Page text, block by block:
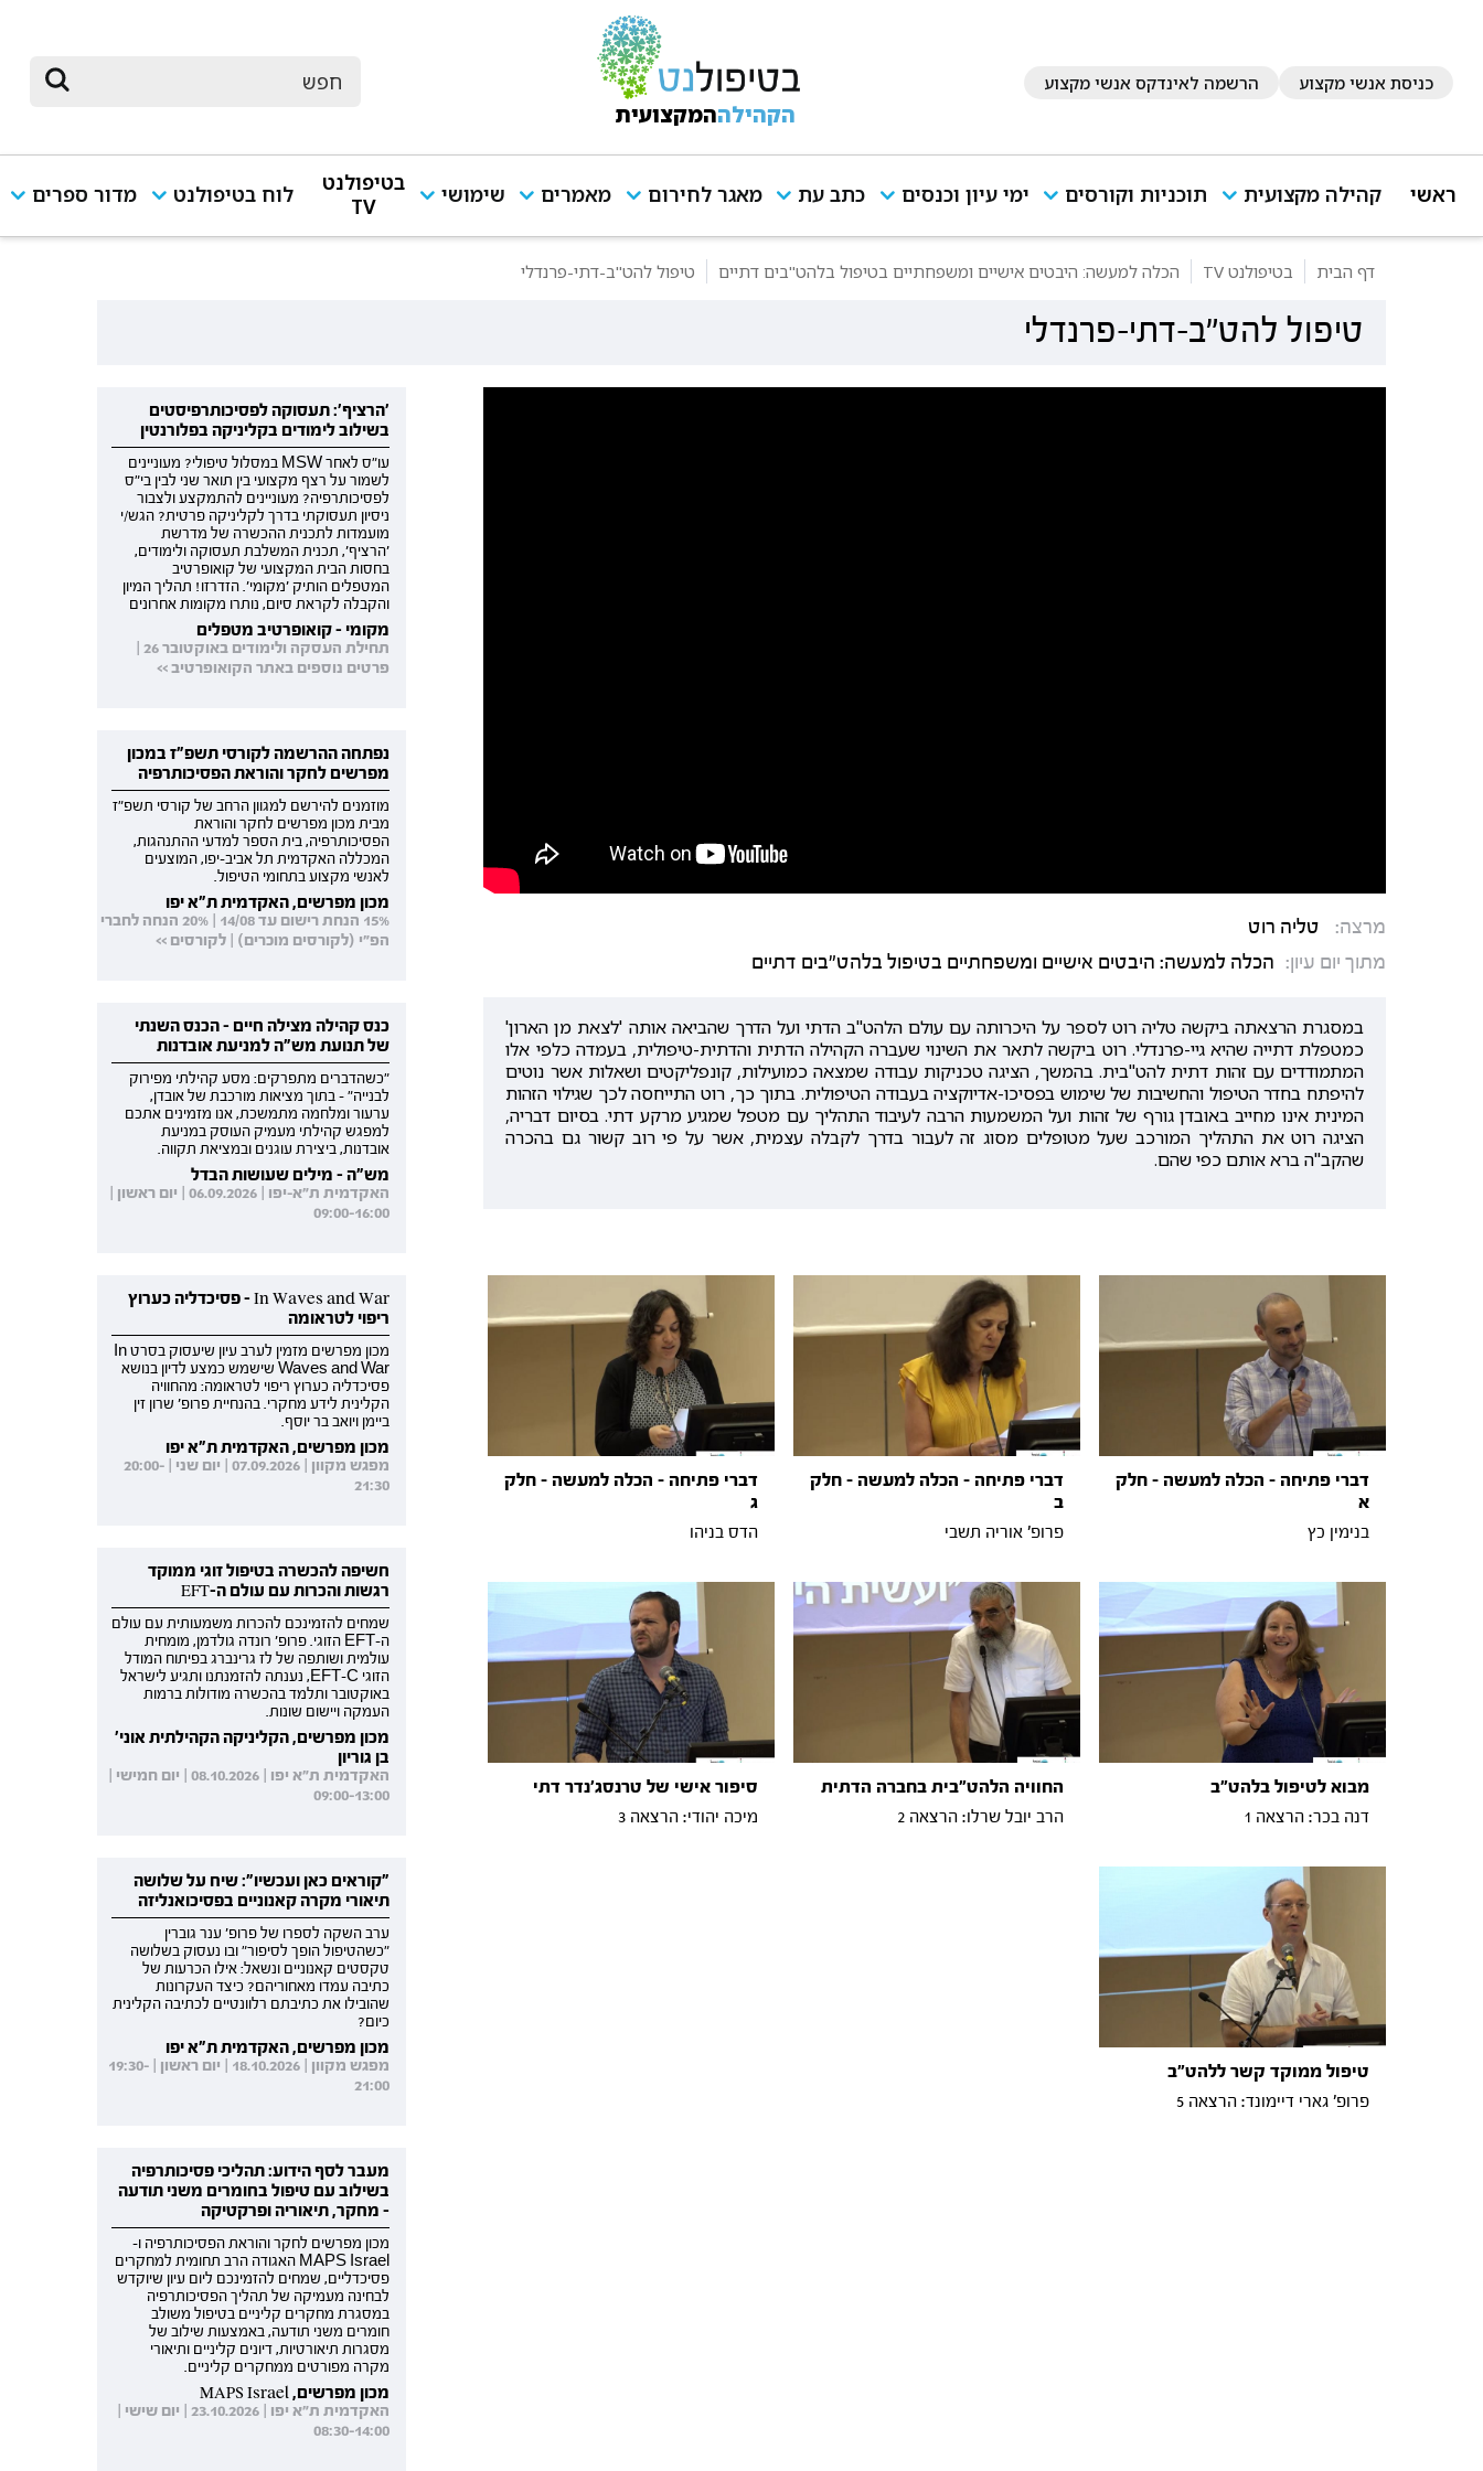
כניסת אנשי מקצוע הרשמה לאינדקס אנשי מקצוע
הקהילההמקצועית
ראשי קהילה מקצועית תוכניות וקורסים ימי עיון וכנסים כתב עת מאגר לחירום מאמרים שימושי
בטיפולנט
TV
לוח בטיפולנט מדור ספרים
דף הבית בטיפולנט TV הכלה למעשה: היבטים אישיים ומשפחתיים בטיפול בלהט"בים דתיים טיפול להט"ב-דתי-פרנדלי
טיפול להט"ב-דתי-פרנדלי
מרצה:
טליה רוט
מתוך יום עיון: הכלה למעשה: היבטים אישיים ומשפחתיים בטיפול בלהט"בים דתיים
במסגרת הרצאתה ביקשה טליה רוט לספר על היכרותה עם עולם הלהט"ב הדתי ועל הדרך שהביאה אותה 'לצאת מן הארון'
כמטפלת דתייה שהיא גיי-פרנדלי. רוט ביקשה לתאר את השינוי שעברה הקהילה הדתית והדתית-טיפולית, בעמדה כלפי אלו
המתמודדים עם זהות דתית להט"בית. בהמשך, הציגה טכניקות עבודה שמצאה כמועילות, קונפליקטים ושאלות אשר נוטים
להיפתח בחדר הטיפול והחשיבות של שימוש בפסיכו-אדיוקציה בעבודה הטיפולית. בתוך כך, רוט התייחסה לכך שגילוי הזהות
המינית אינו מחייב באובדן גורף של זהות ועל המשמעות הרבה לעיבוד התהליך עם מטפל שמגיע מרקע דתי. בסיום דבריה,
הציגה רוט את התהליך המורכב שעל מטופלים מסוג זה לעבור בדרך לקבלה עצמית, אשר על פי רוב קשור גם בהכרה
שהקב"ה ברא אותם כפי שהם.
דברי פתיחה - הכלה למעשה - חלק
א
בנימין כץ
דברי פתיחה - הכלה למעשה - חלק
ב
פרופ' אוריה תשבי
דברי פתיחה - הכלה למעשה - חלק
ג
הדס בניהו
מבוא לטיפול בלהט"ב
דנה בכר: הרצאה 1
החוויה הלהט"בית בחברה הדתית
הרב יובל שרלו: הרצאה 2
סיפור אישי של טרנסג'נדר דתי
מיכה יהודי: הרצאה 3
טיפול ממוקד קשר ללהט"ב
פרופ' גארי דיימונד: הרצאה 5
'הרציף': תעסוקה לפסיכותרפיסטים
בשילוב לימודים בקליניקה בפלורנטין
עו"ס לאחר MSW במסלול טיפולי? מעוניינים
לשמור על רצף מקצועי בין תואר שני לבין בי"ס
לפסיכותרפיה? מעוניינים להתמקצע ולצבור
ניסיון תעסוקתי בדרך לקליניקה פרטית? הגש/י
מועמדות לתכנית ההכשרה של מדרשת
'הרציף', תכנית המשלבת תעסוקה ולימודים,
בחסות הבית המקצועי של קואופרטיב
המטפלים הותיק 'מקומי'. הזדרזו! תהליך המיון
והקבלה לקראת סיום, נותרו מקומות אחרונים
מקומי - קואופרטיב מטפלים
תחילת העסקה ולימודים באוקטובר 26 |
פרטים נוספים באתר הקואופרטיב >>
נפתחה ההרשמה לקורסי תשפ"ז במכון
מפרשים לחקר והוראת הפסיכותרפיה
מוזמנים להירשם למגוון הרחב של קורסי תשפ"ז
מבית מכון מפרשים לחקר והוראת
הפסיכותרפיה, בית הספר למדעי ההתנהגות,
המכללה האקדמית תל אביב-יפו, המוצעים
לאנשי מקצוע בתחומי הטיפול.
מכון מפרשים, האקדמית ת"א יפו
15% הנחת רישום עד 14/08 | 20% הנחה לחברי
הפ"י (לקורסים מוכרים) | לקורסים >>
כנס קהילה מצילה חיים - הכנס השנתי
של תנועת מש"ה למניעת אובדנות
"כשהדברים מתפרקים: מסע קהילתי מפירוק
לבנייה" - בתוך מציאות מורכבת של אובדן,
ערעור ומלחמה מתמשכת, אנו מזמינים אתכם
למפגש קהילתי מעמיק העוסק במניעת
אובדנות, ביצירת עוגנים ובמציאת תקווה.
מש"ה - מילים שעושות הבדל
האקדמית ת"א-יפו | 06.09.2026 | יום ראשון |
09:00-16:00
In Waves and War - פסיכדליה כערוץ
ריפוי לטראומה
מכון מפרשים מזמין לערב עיון שיעסוק בסרט In
Waves and War שישמש כמצע לדיון בנושא
פסיכדליה כערוץ ריפוי לטראומה: מהחוויה
הקלינית לידע מחקרי. בהנחיית פרופ' שרון זין
ביימן ויואב בר יוסף.
מכון מפרשים, האקדמית ת"א יפו
מפגש מקוון | 07.09.2026 | יום שני | 20:00-
21:30
חשיפה להכשרה בטיפול זוגי ממוקד
רגשות והכרות עם עולם ה-EFT
שמחים להזמינכם להכרות משמעותית עם עולם
ה-EFT הזוגי. פרופ' רונדה גולדמן, מומחית
עולמית ושותפה של לז גרינברג בפיתוח המודל
הזוגי EFT-C, נענתה להזמנתנו ותגיע לישראל
באוקטובר ותלמד בהכשרה מודולות ברמות
העמקה ויישום שונות.
מכון מפרשים, הקליניקה הקהילתית אוני'
בן גוריון
האקדמית ת"א יפו | 08.10.2026 | יום חמישי |
09:00-13:00
"קוראים כאן ועכשיו": שיח על שלושה
תיאורי מקרה קאנוניים בפסיכואנליזה
ערב השקה לספרו של פרופ' ענר גוברין
"כשהטיפול הופך לסיפור" ובו נעסוק בשלושה
טקסטים קאנוניים ונשאל: אילו הכרעות של
כתיבה עמדו מאחוריהם? כיצד העקרונות
שהובילו את כתיבתם רלוונטיים לכתיבה הקלינית
כיום?
מכון מפרשים, האקדמית ת"א יפו
מפגש מקוון | 18.10.2026 | יום ראשון | 19:30-
21:00
מעבר לסף הידוע: תהליכי פסיכותרפיה
בשילוב עם טיפול בחומרים משני תודעה
- מחקר, תיאוריה ופרקטיקה
מכון מפרשים לחקר והוראת הפסיכותרפיה ו-
MAPS Israel האגודה הרב תחומית למחקרים
פסיכדליים, שמחים להזמינכם ליום עיון שיוקדש
לבחינה מעמיקה של תהליך הפסיכותרפיה
במסגרת מחקרים קליניים בטיפול משולב
חומרים משני תודעה, באמצעות שילוב של
מסגרות תיאורטיות, דיונים קליניים ותיאורי
מקרה מפורטים ממחקרים קליניים.
מכון מפרשים, MAPS Israel
האקדמית ת"א יפו | 23.10.2026 | יום שישי |
08:30-14:00